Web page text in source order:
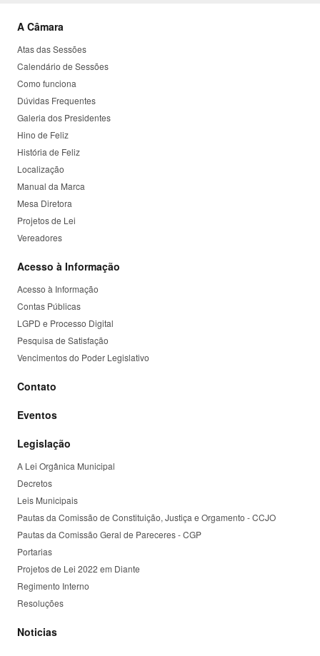
A Câmara
Atas das Sessões
Calendário de Sessões
Como funciona
Dúvidas Frequentes
Galeria dos Presidentes
Hino de Feliz
História de Feliz
Localização
Manual da Marca
Mesa Diretora
Projetos de Lei
Vereadores
Acesso à Informação
Acesso à Informação
Contas Públicas
LGPD e Processo Digital
Pesquisa de Satisfação
Vencimentos do Poder Legislativo
Contato
Eventos
Legislação
A Lei Orgânica Municipal
Decretos
Leis Municipais
Pautas da Comissão de Constituição, Justiça e Orgamento - CCJO
Pautas da Comissão Geral de Pareceres - CGP
Portarias
Projetos de Lei 2022 em Diante
Regimento Interno
Resoluções
Noticias